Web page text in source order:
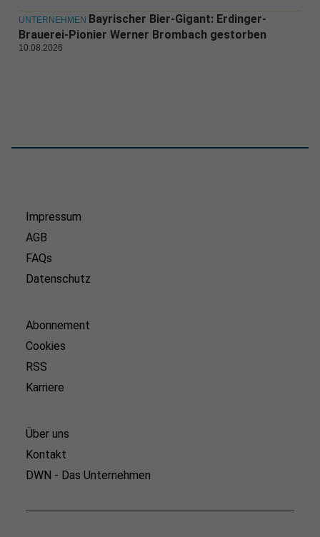
UNTERNEHMEN Bayrischer Bier-Gigant: Erdinger-
Brauerei-Pionier Werner Brombach gestorben
10.08.2026
Impressum
AGB
FAQs
Datenschutz
Abonnement
Cookies
RSS
Karriere
Über uns
Kontakt
DWN - Das Unternehmen